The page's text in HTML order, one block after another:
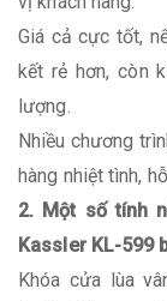
Giá cả cực tốt,
kết rẻ hơn, còn
lượng.
Nhiều chương
hàng nhiệt tình,
2. Một số tính
Kassler KL-599
Khóa cửa lùa